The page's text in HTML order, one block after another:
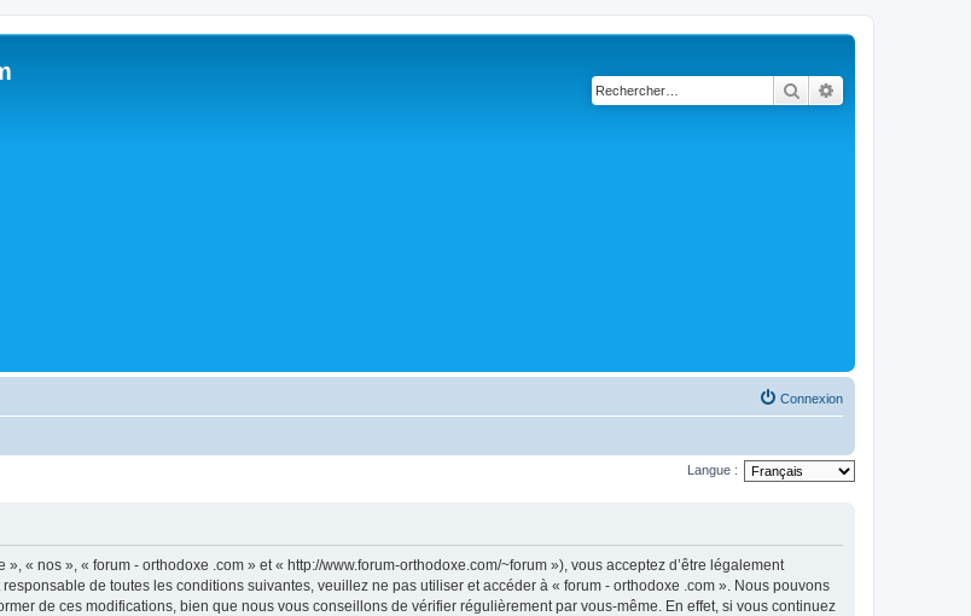
Rechercher
Connexion
Langue :
« nos », « forum - orthodoxe .com » et « http://www.forum-orthodoxe.com/~forum »), vous acceptez d’être légalement
de toutes les conditions suivantes, veuillez ne pas utiliser et accéder à « forum - orthodoxe .com ». Nous pouvons
de ces modifications, bien que nous vous conseillons de vérifier régulièrement par vous-même. En effet, si vous continuez